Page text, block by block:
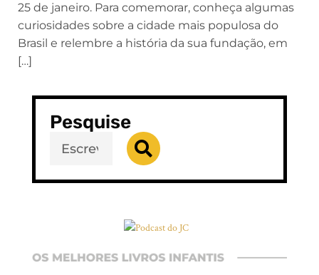
25 de janeiro. Para comemorar, conheça algumas
curiosidades sobre a cidade mais populosa do
Brasil e relembre a história da sua fundação, em
[…]
Pesquise